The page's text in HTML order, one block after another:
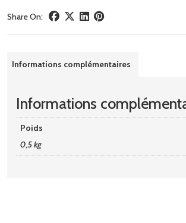
Share On:
Informations complémentaires
Informations
Poids
0,5 kg